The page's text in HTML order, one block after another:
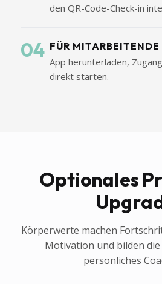
den QR-Code-Check-in
04 FÜR MITARBEITENDE
App herunterladen,
direkt starten.
Optionales
Körperwerte machen
Motivation und bilden
persönliches